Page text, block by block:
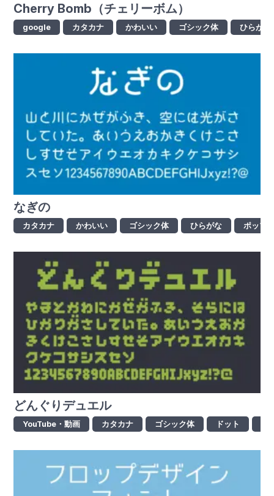
Cherry Bomb（チェリーボム）
google カタカナ かわいい ゴシック体 ひらがな
なぎの
カタカナ かわいい ゴシック体 ひらがな ポップ
どんぐりデュエル
YouTube・動画 カタカナ ゴシック体 ドット